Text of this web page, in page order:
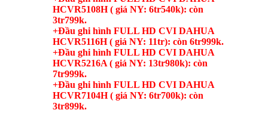
HCVR5108H ( giá NY: 6tr540k): còn
3tr799k.
+Đầu ghi hình FULL HD CVI DAHUA
HCVR5116H ( giá NY: 11tr): còn 6tr999k.
+Đầu ghi hình FULL HD CVI DAHUA
HCVR5216A ( giá NY: 13tr980k): còn
7tr999k.
+Đầu ghi hình FULL HD CVI DAHUA
HCVR7104H ( giá NY: 6tr700k): còn
3tr899k.